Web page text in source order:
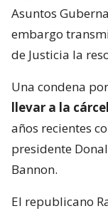
Asuntos
embargo
de Justicia la
Una condena
llevar a la
años recientes
presidente
Bannon.
El republicano